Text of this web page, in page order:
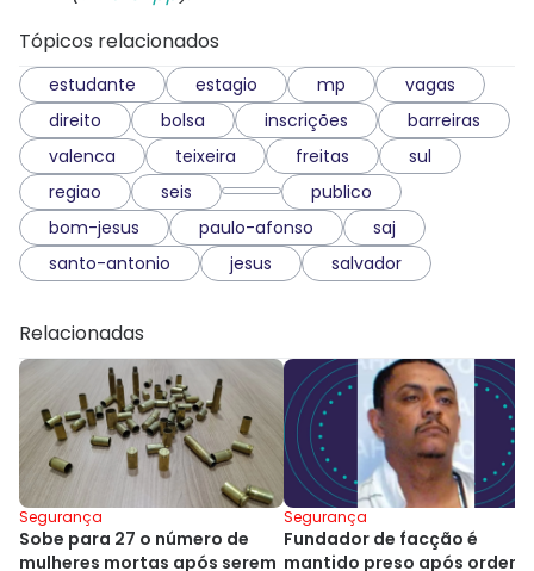
Tópicos relacionados
estudante estagio mp
vagas
direito
bolsa inscrições
barreiras
valenca
teixeira freitas
sul
regiao
seis
publico
bom-jesus
paulo-afonso
saj
santo-antonio
jesus salvador
Relacionadas
Segurança
Sobe para 27 o número de
mulheres mortas após serem
Segurança
Fundador de facção é
mantido preso após